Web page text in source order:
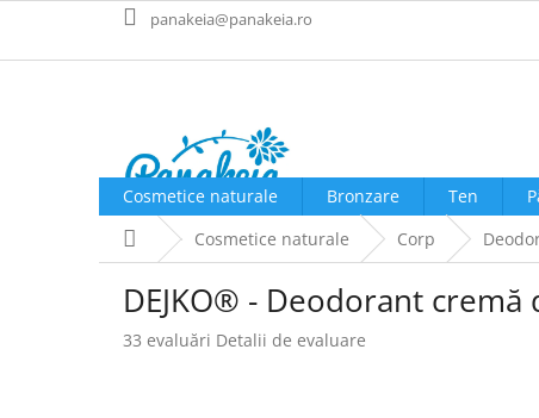
conținut
panakeia@panakeia.ro
Cosmetice naturale Bronzare Ten
Acasă Cosmetice naturale Corp
DEJKO® - Deodorant
Evaluarea
33 evaluări Detalii de evaluare